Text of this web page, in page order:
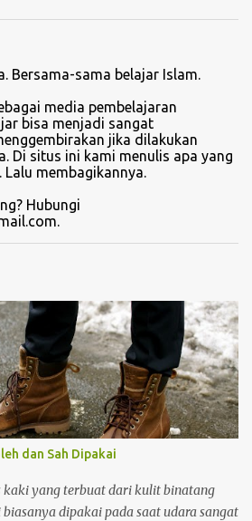
Bersama-sama belajar Islam.
media pembelajaran
bisa menjadi sangat
jika dilakukan
Di situs ini kami menulis apa yang
membagikannya.
Hubungi
dan Sah Dipakai
kaki yang terbuat dari kulit binatang
dipakai pada saat udara sangat